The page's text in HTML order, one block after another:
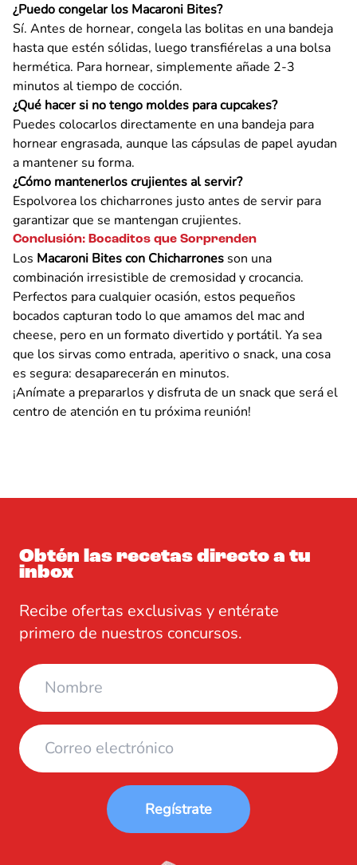
¿Puedo congelar los Macaroni Bites?
Sí. Antes de hornear, congela las bolitas en una bandeja
hasta que estén sólidas, luego transfiérelas a una bolsa
hermética. Para hornear, simplemente añade 2-3
minutos al tiempo de cocción.
¿Qué hacer si no tengo moldes para cupcakes?
Puedes colocarlos directamente en una bandeja para
hornear engrasada, aunque las cápsulas de papel ayudan
a mantener su forma.
¿Cómo mantenerlos crujientes al servir?
Espolvorea los chicharrones justo antes de servir para
garantizar que se mantengan crujientes.
Conclusión: Bocaditos que Sorprenden
Los Macaroni Bites con Chicharrones son una
combinación irresistible de cremosidad y crocancia.
Perfectos para cualquier ocasión, estos pequeños
bocados capturan todo lo que amamos del mac and
cheese, pero en un formato divertido y portátil. Ya sea
que los sirvas como entrada, aperitivo o snack, una cosa
es segura: desaparecerán en minutos.
¡Anímate a prepararlos y disfruta de un snack que será el
centro de atención en tu próxima reunión!
Obtén las recetas directo a tu
inbox
Recibe ofertas exclusivas y entérate
primero de nuestros concursos.
Regístrate